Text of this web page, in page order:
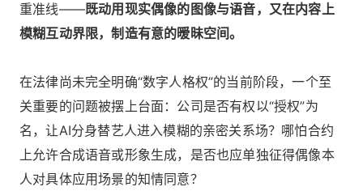
重准线——既动用现实偶像的图像与语音，又在内容上
模糊互动界限，制造有意的暧昧空间。
在法律尚未完全明确“数字人格权”的当前阶段，一个至
关重要的问题被摆上台面：公司是否有权以“授权”为
名，让AI分身替艺人进入模糊的亲密关系场？哪怕合约
上允许合成语音或形象生成，是否也应单独征得偶像本
人对具体应用场景的知情同意？